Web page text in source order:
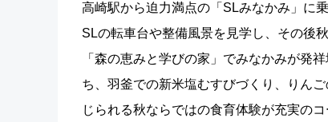
高崎駅から迫力満点の「SLみなかみ」に
SLの転車台や整備風景を見学し、その後
「森の恵みと学びの家」でみなかみが発
ち、羽釜での新米塩むすびづくり、りん
じられる秋ならではの食育体験が充実のコ